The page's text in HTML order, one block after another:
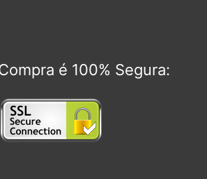
é 100% Segura: